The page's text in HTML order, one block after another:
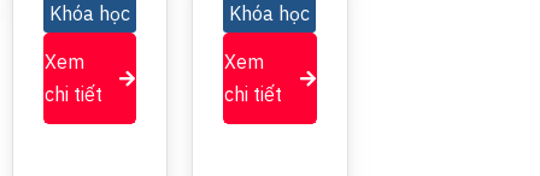
Khóa học
Xem
chi tiết
Khóa học
Xem
chi tiết